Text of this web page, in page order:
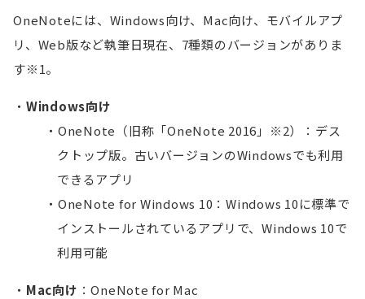
OneNoteには、Windows向け、Mac向け、モバイルアプ
リ、Web版など執筆日現在、7種類のバージョンがありま
す※1。
Windows向け
OneNote（旧称「OneNote 2016」※2）：デス
クトップ版。古いバージョンのWindowsでも利用
できるアプリ
OneNote for Windows 10：Windows 10に標準で
インストールされているアプリで、Windows 10で
利用可能
Mac向け ：OneNote for Mac